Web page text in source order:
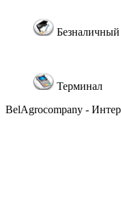
Безналичный
Терминал
BelAgrocompany -